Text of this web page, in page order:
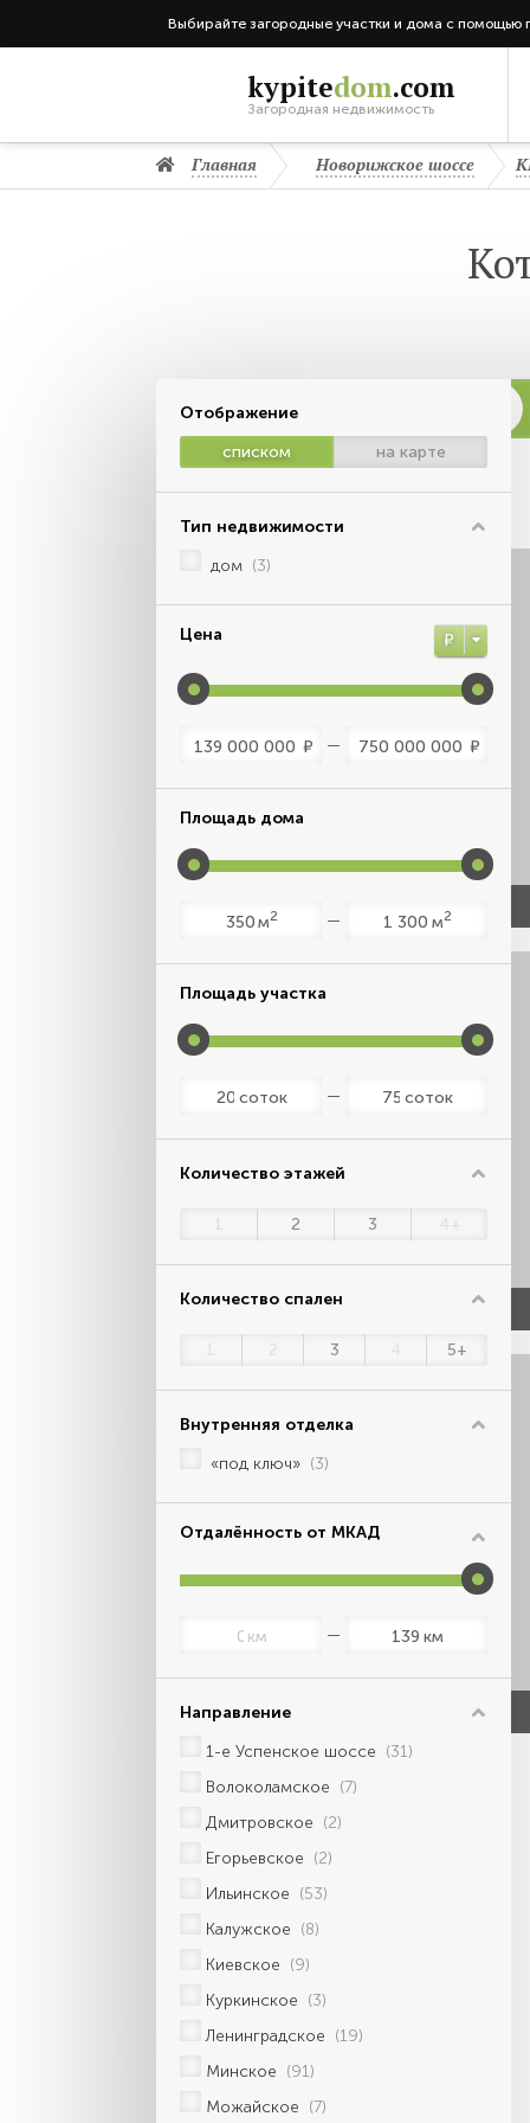
Выбирайте загородные участки и дома с помощью
kypitedom.com
Загородная недвижимость
Главная Новорижское шоссе
Отображение
списком
на карте
Тип недвижимости
дом (3)
Цена Р
Р Р
Площадь дома
м2 м2
Площадь участка
соток соток
Количество этажей
2 3
Количество спален
3 5+
Внутренняя отделка
«под ключ» (3)
Отдалённость от МКАД
км км
Направление
1-е Успенское шоссе (31)
Волоколамское (7)
Дмитровское (2)
Егорьевское (2)
Ильинское (53)
Калужское (8)
Киевское (9)
Куркинское (3)
Ленинградское (19)
Минское (91)
Можайское (7)